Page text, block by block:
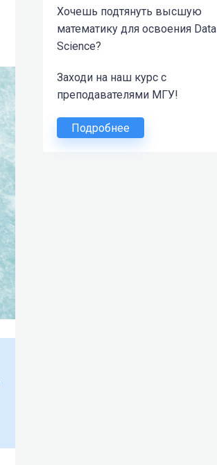
Хочешь подтянуть высшую
математику для освоения Data
Science?
Заходи на наш курс с
преподавателями МГУ!
Подробнее